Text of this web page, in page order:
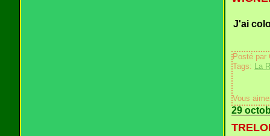
J'ai
Posté par
Tags: La
Vous
29